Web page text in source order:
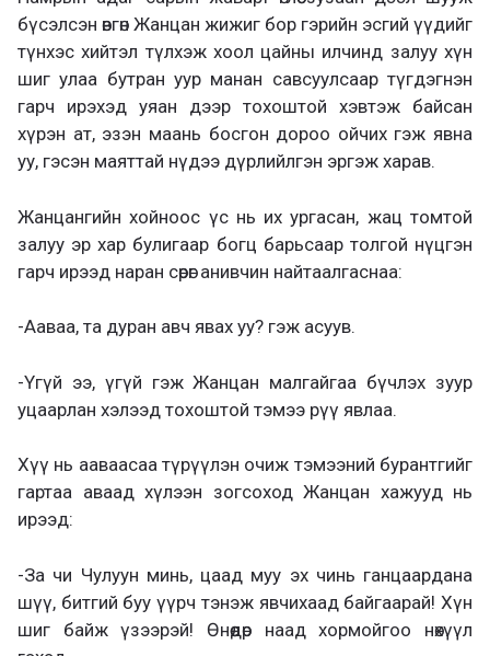
бүсэлсэн өвгөн Жанцан жижиг бор гэрийн эсгий үүдийг
түнхэс хийтэл түлхэж хоол цайны илчинд залуу хүн
шиг улаа бутран уур манан савсуулсаар түгдэгнэн
гарч ирэхэд уяан дээр тохоштой хэвтэж байсан
хүрэн ат, эзэн маань босгон дороо ойчих гэж явна
уу, гэсэн маяттай нүдээ дүрлийлгэн эргэж харав.
Жанцангийн хойноос үс нь их ургасан, жац томтой
залуу эр хар булигаар богц барьсаар толгой нүцгэн
гарч ирээд наран сөрөг анивчин найтаалгаснаа:
-Ааваа, та дуран авч явах уу? гэж асуув.
-Үгүй ээ, үгүй гэж Жанцан малгайгаа бүчлэх зуур
уцаарлан хэлээд тохоштой тэмээ рүү явлаа.
Хүү нь ааваасаа түрүүлэн очиж тэмээний бурантгийг
гартаа аваад хүлээн зогсоход Жанцан хажууд нь
ирээд:
-За чи Чулуун минь, цаад муу эх чинь ганцаардана
шүү, битгий буу үүрч тэнэж явчихаад байгаарай! Хүн
шиг байж үзээрэй! Өнөөдөр наад хормойгоо нөхүүл